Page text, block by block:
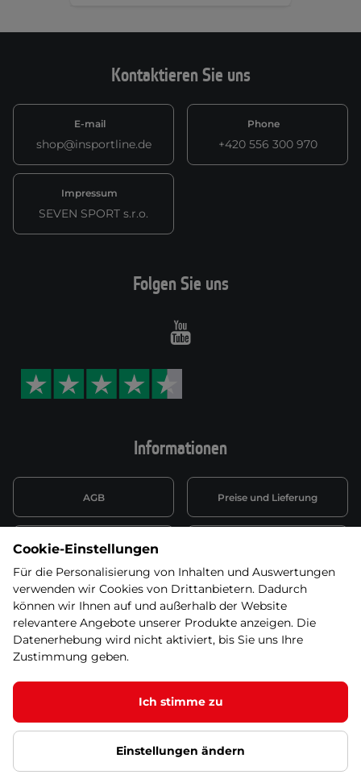
Kontaktieren Sie uns
E-mail
shop@insportline.de
Phone
+420 556 300 970
Impressum
SEVEN SPORT s.r.o.
Informationen
AGB Preise und Lieferung
Datenschutzerklärung
Wiederufsbelehrung mit Link
zum Formular
Batterieentsorgung
Informationen zu Elektro-
und Elektonikgeräten
Widerruf erklären
Folgen Sie uns
Youtube
© 2026 SEVEN SPORT s.r.o Alle Rechte vorbehalten1
Datenschutzgrundsätze Google Datenschutz Google
Partnerseiten Cookie-Einstellungen
Cookie-Einstellungen
Für die Personalisierung von Inhalten und Auswertungen
verwenden wir Cookies von Drittanbietern. Dadurch
können wir Ihnen auf und außerhalb der Website
relevantere Angebote unserer Produkte anzeigen. Die
Datenerhebung wird nicht aktiviert, bis Sie uns Ihre
Zustimmung geben.
Ich stimme zu
Einstellungen ändern